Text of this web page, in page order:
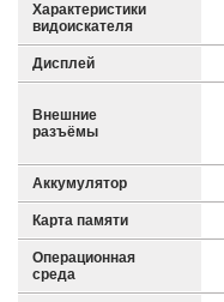
Характеристики
видоискателя
Дисплей
Внешние
разъёмы
Аккумулятор
Карта памяти
Операционная
среда